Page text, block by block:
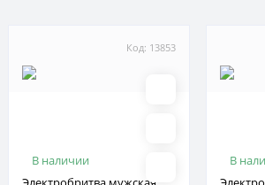
Код: 13853
В наличии
В